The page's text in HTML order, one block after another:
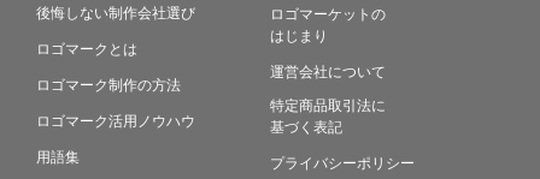
後悔しない制作会社選び
ロゴマークとは
ロゴマーク制作の方法
ロゴマーク活用ノウハウ
用語集
ロゴマーケットの
はじまり
運営会社について
特定商品取引法に
基づく表記
プライバシーポリシー